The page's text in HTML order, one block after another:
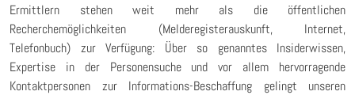
Ermittlern stehen weit mehr als die öffentlichen
Recherchemöglichkeiten (Melderegisterauskunft, Internet,
Telefonbuch) zur Verfügung: Über so genanntes Insiderwissen,
Expertise in der Personensuche und vor allem hervorragende
Kontaktpersonen zur Informations-Beschaffung gelingt unseren